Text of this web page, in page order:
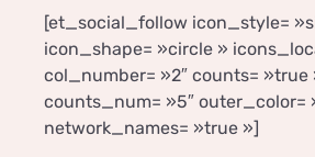
[et_social_follow icon_style=
icon_shape= »circle »
col_number= »2″ counts= »true
counts_num= »5″ outer_color=
network_names= »true »]